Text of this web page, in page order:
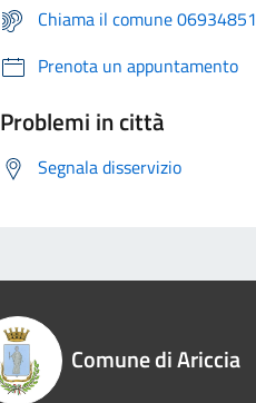
Chiama il comune 06934851
Prenota un appuntamento
Problemi in città
Segnala disservizio
Comune di Ariccia